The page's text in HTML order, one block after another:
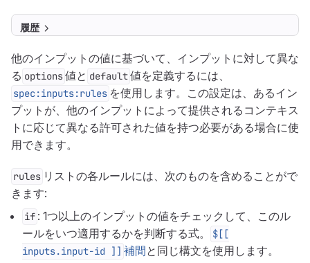
履歴
他のインプットの値に基づいて、インプットに対して異な
る options値と default値を定義するには、
spec:inputs:rules を使用します。この設定は、あるイン
プットが、他のインプットによって提供されるコンテキス
トに応じて異なる許可された値を持つ必要がある場合に使
用できます。
rules リストの各ルールには、次のものを含めることがで
きます:
if : 1つ以上のインプットの値をチェックして、このル
ールをいつ適用するかを判断する式。
$[[
inputs.input-id ]] 補間と同じ構文を使用します。